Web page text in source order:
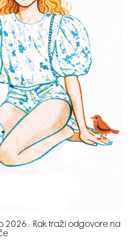
2026.: Rak traži odgovore na